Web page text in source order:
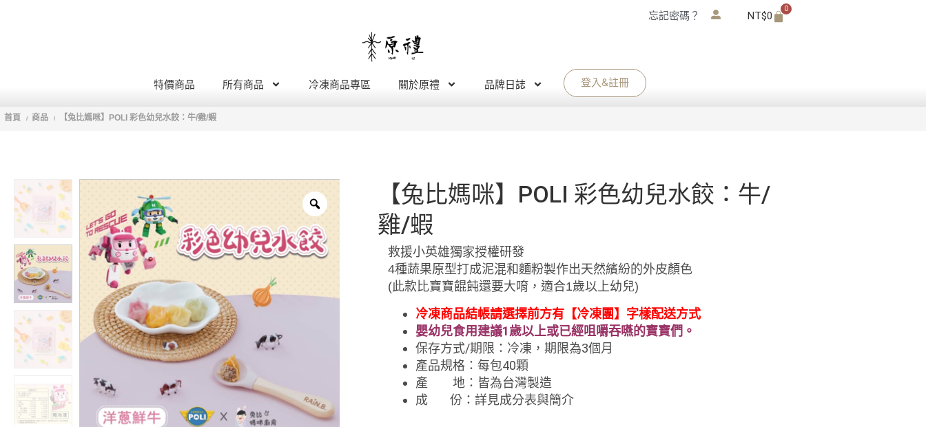
忘記密碼？ NT$0
0
特價商品 所有商品 冷凍商品專區 關於原禮 品牌日誌 登入&註冊
首頁 / 商品 / 【兔比媽咪】POLI 彩色幼兒水餃：牛/雞/蝦
【兔比媽咪】POLI 彩色幼兒水餃：牛/
雞/蝦
救援小英雄獨家授權研發
4種蔬果原型打成泥混和麵粉製作出天然繽紛的外皮顏色
(此款比寶寶餛飩還要大唷，適合1歲以上幼兒)
冷凍商品結帳請選擇前方有【冷凍團】字樣配送方式
嬰幼兒食用建議1歲以上或已經咀嚼吞嚥的寶寶們。
保存方式/期限：冷凍 ，期限為3個月
產品規格：每包40顆
產 地：皆為台灣製造
成 份：詳見成分表與簡介